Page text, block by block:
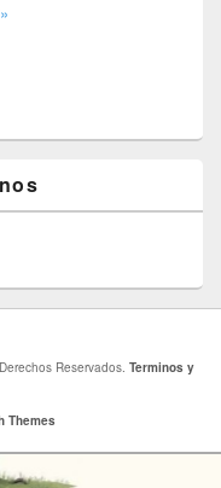
Reservados. Terminos y
Themes